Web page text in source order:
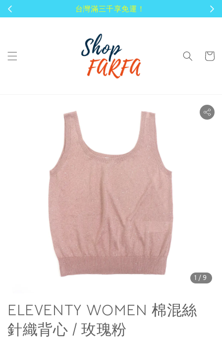
顧客享有商品到貨七天鑑賞期！
1 /9
ELEVENTY WOMEN 棉混絲
針織背心 / 玫瑰粉